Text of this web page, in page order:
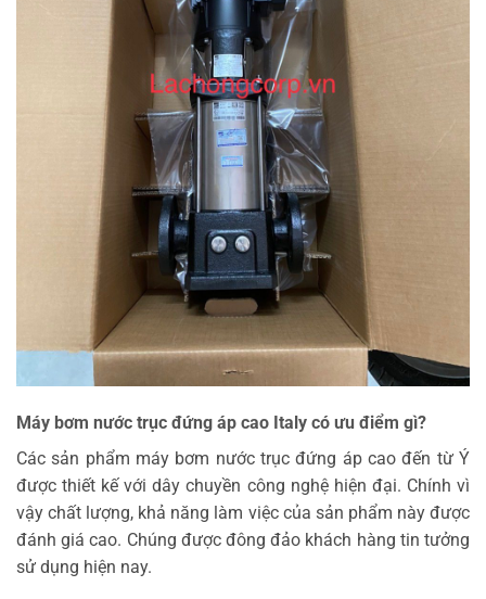
Máy bơm nước trục đứng áp cao Italy có ưu điểm gì?
Các sản phẩm máy bơm nước trục đứng áp cao đến từ Ý
được thiết kế với dây chuyền công nghệ hiện đại. Chính vì
vậy chất lượng, khả năng làm việc của sản phẩm này được
đánh giá cao. Chúng được đông đảo khách hàng tin tưởng
sử dụng hiện nay.